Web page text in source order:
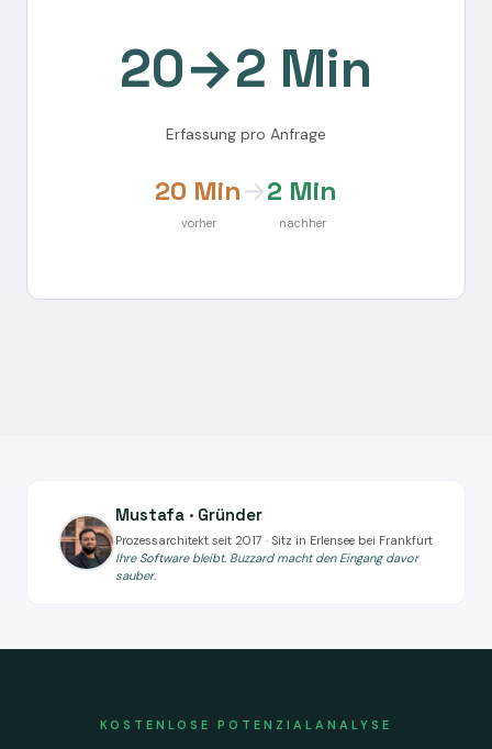
20→2 Min
Erfassung pro Anfrage
20 Min
vorher
→2 Min
nachher
Mustafa · Gründer
Prozessarchitekt seit 2017 · Sitz in Erlensee bei Frankfurt
Ihre Software bleibt. Buzzard macht den Eingang davor
sauber.
KOSTENLOSE POTENZIALANALYSE